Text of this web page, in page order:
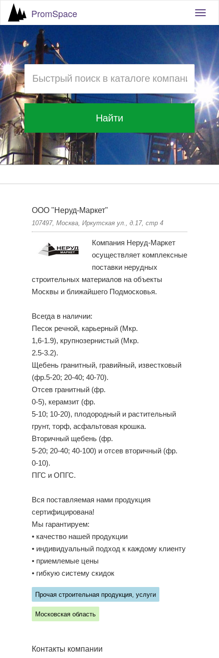
PromSpace
Найти
ООО "Неруд-Маркет"
107497, Москва, Иркутская ул., д.17, стр 4
Компания Неруд-Маркет
осуществляет комплексные
поставки нерудных
строительных материалов на объекты
Москвы и ближайшего Подмосковья.
Всегда в наличии:
Песок речной, карьерный (Мкр.
1,6-1.9), крупнозернистый (Мкр.
2.5-3.2).
Щебень гранитный, гравийный, известковый
(фр.5-20; 20-40; 40-70).
Отсев гранитный (фр.
0-5), керамзит (фр.
5-10; 10-20), плодородный и растительный
грунт, торф, асфальтовая крошка.
Вторичный щебень (фр.
5-20; 20-40; 40-100) и отсев вторичный (фр.
0-10).
ПГС и ОПГС.
Вся поставляемая нами продукция
сертифицирована!
Мы гарантируем:
• качество нашей продукции
• индивидуальный подход к каждому клиенту
• приемлемые цены
• гибкую систему скидок
Прочая строительная продукция, услуги
Московская область
Контакты компании